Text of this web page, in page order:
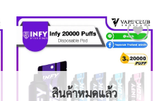
Add
to
wishlist
สินค้าหมดแล้ว